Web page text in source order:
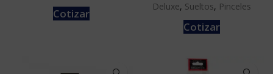
Cotizar
Deluxe, Sueltos, Pinceles
Cotizar